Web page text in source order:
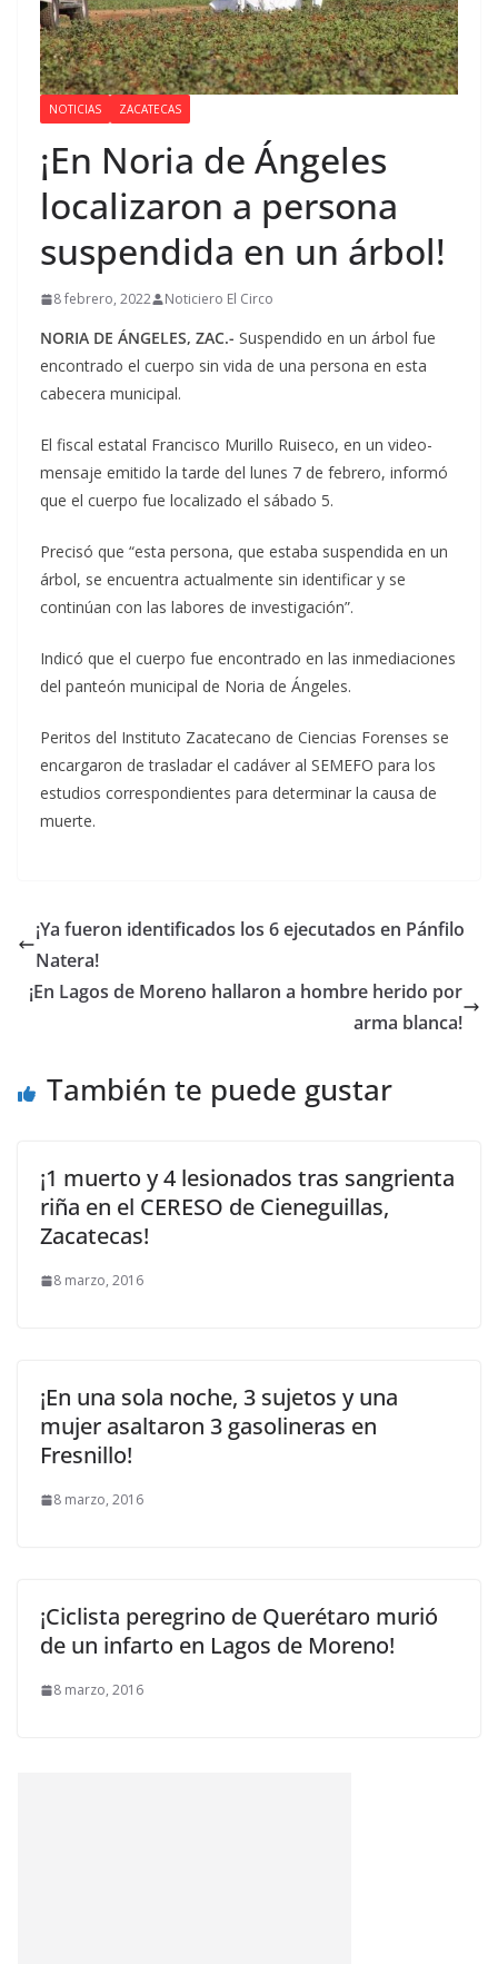
NOTICIAS ZACATECAS
¡En Noria de Ángeles
localizaron a persona
suspendida en un árbol!
8 febrero, 2022 Noticiero El Circo
NORIA DE ÁNGELES, ZAC.- Suspendido en un árbol fue
encontrado el cuerpo sin vida de una persona en esta
cabecera municipal.
El fiscal estatal Francisco Murillo Ruiseco, en un video-
mensaje emitido la tarde del lunes 7 de febrero, informó
que el cuerpo fue localizado el sábado 5.
Precisó que “esta persona, que estaba suspendida en un
árbol, se encuentra actualmente sin identificar y se
continúan con las labores de investigación”.
Indicó que el cuerpo fue encontrado en las inmediaciones
del panteón municipal de Noria de Ángeles.
Peritos del Instituto Zacatecano de Ciencias Forenses se
encargaron de trasladar el cadáver al SEMEFO para los
estudios correspondientes para determinar la causa de
muerte.
¡Ya fueron identificados los 6 ejecutados en Pánfilo
Natera!
¡En Lagos de Moreno hallaron a hombre herido por
arma blanca!
También te puede gustar
¡1 muerto y 4 lesionados tras sangrienta
riña en el CERESO de Cieneguillas,
Zacatecas!
8 marzo, 2016
¡En una sola noche, 3 sujetos y una
mujer asaltaron 3 gasolineras en
Fresnillo!
8 marzo, 2016
¡Ciclista peregrino de Querétaro murió
de un infarto en Lagos de Moreno!
8 marzo, 2016